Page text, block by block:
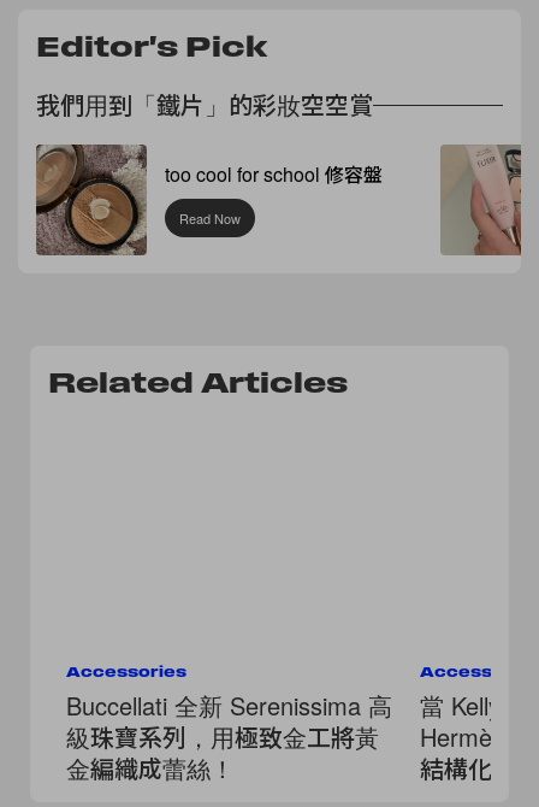
Editor's Pick
我們用到「鐵片」的彩妝空空賞
too cool for school 修容盤
Read Now
Related Articles
Accessories
Buccellati 全新 Serenissima 高
級珠寶系列，用極致金工將黃
金編織成蕾絲！
當 Kelly
Hermès
結構化作